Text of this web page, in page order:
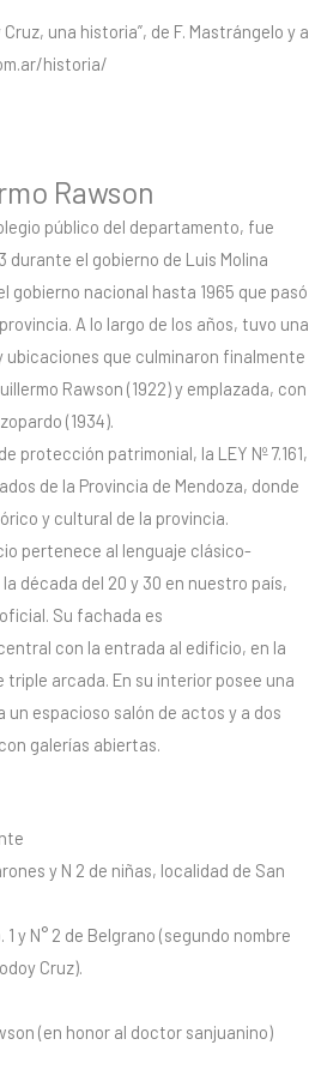
Cruz, una historia”, de F. Mastrángelo y a
historia/
Rawson
público del departamento, fue
durante el gobierno de Luis Molina
gobierno nacional hasta 1965 que pasó
A lo largo de los años, tuvo una
ubicaciones que culminaron finalmente
Rawson (1922) y emplazada, con
(1934).
protección patrimonial, la LEY Nº 7.161,
de la Provincia de Mendoza, donde
y cultural de la provincia.
pertenece al lenguaje clásico-
década del 20 y 30 en nuestro país,
Su fachada es
con la entrada al edificio, en la
arcada. En su interior posee una
espacioso salón de actos y a dos
galerías abiertas.
y N 2 de niñas, localidad de San
1 y N° 2 de Belgrano (segundo nombre
Cruz).
(en honor al doctor sanjuanino)